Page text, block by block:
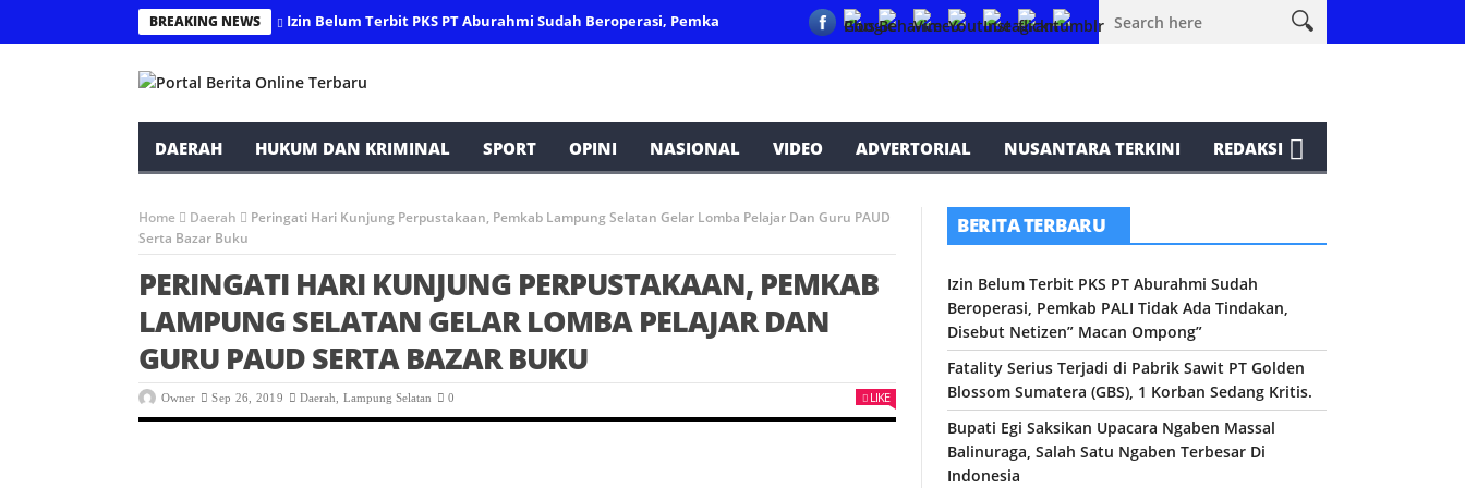
BREAKING NEWS Izin Belum Terbit PKS PT Aburahmi Sudah Beroperasi, Pemkab PALI Tidak Ada Tindakan, Disebut Netizen” Macan Ompong” Fatality Serius Terjadi di Pabrik Sawit
DAERAH HUKUM DAN KRIMINAL SPORT OPINI NASIONAL VIDEO ADVERTORIAL NUSANTARA TERKINI REDAKSI
Home Daerah
Peringati Hari Kunjung Perpustakaan, Pemkab Lampung Selatan Gelar Lomba Pelajar Dan Guru PAUD
Serta Bazar Buku
PERINGATI HARI KUNJUNG PERPUSTAKAAN, PEMKAB
LAMPUNG SELATAN GELAR LOMBA PELAJAR DAN
GURU PAUD SERTA BAZAR BUKU
Owner Sep 26, 2019 Daerah Lampung Selatan 0 LIKE
BERITA TERBARU
Izin Belum Terbit PKS PT Aburahmi Sudah
Beroperasi, Pemkab PALI Tidak Ada Tindakan,
Disebut Netizen” Macan Ompong”
Fatality Serius Terjadi di Pabrik Sawit PT Golden
Blossom Sumatera (GBS), 1 Korban Sedang Kritis.
Bupati Egi Saksikan Upacara Ngaben Massal
Balinuraga, Salah Satu Ngaben Terbesar Di
Indonesia